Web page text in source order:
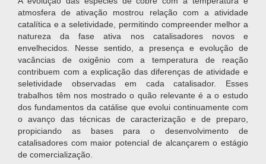
atmosfera de ativação mostrou relação com a atividade
catalítica e a seletividade, permitindo compreender melhor a
natureza da fase ativa nos catalisadores novos e
envelhecidos. Nesse sentido, a presença e evolução de
vacâncias de oxigênio com a temperatura de reação
contribuem com a explicação das diferenças de atividade e
seletividade observadas em cada catalisador. Esses
trabalhos têm nos mostrado o quão relevante é a o estudo
dos fundamentos da catálise que evolui continuamente com
o avanço das técnicas de caracterização e de preparo,
propiciando as bases para o desenvolvimento de
catalisadores com maior potencial de alcançarem o estágio
de comercialização.